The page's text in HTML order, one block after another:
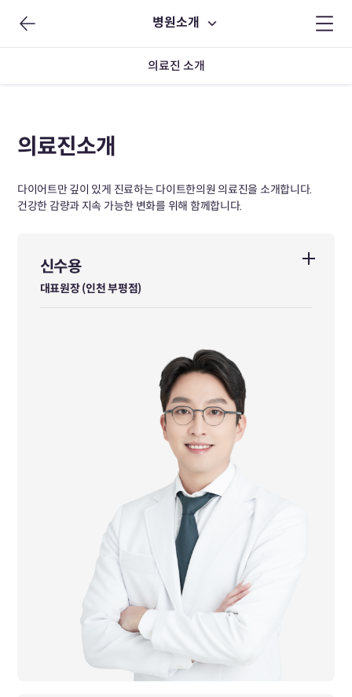
병원소개
의료진 소개
의료진소개
다이어트만 깊이 있게 진료하는 다이트한의원 의료진을 소개합니다.
건강한 감량과 지속 가능한 변화를 위해 함께합니다.
신수용
대표원장 (인천 부평점)
신수용
대표원장 (인천 부평점)
前 다이트한의원 본점 수석원장